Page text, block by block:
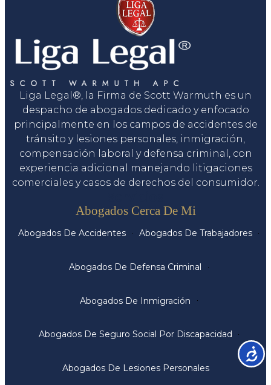
Liga Legal®, la Firma de Scott Warmuth es un
despacho de abogados dedicado y enfocado
principalmente en los campos de accidentes de
tránsito y lesiones personales, inmigración,
compensación laboral y defensa criminal, con
experiencia adicional manejando litigaciones
comerciales y casos de derechos del consumidor.
Abogados Cerca De Mi
Abogados De Accidentes Abogados De Trabajadores
Abogados De Defensa Criminal
Abogados De Inmigración
Abogados De Seguro Social Por Discapacidad
Abogados De Lesiones Personales